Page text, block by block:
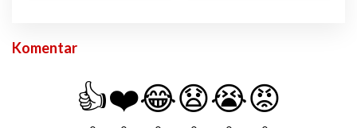
Komentar
👍❤️😂😧😭😡